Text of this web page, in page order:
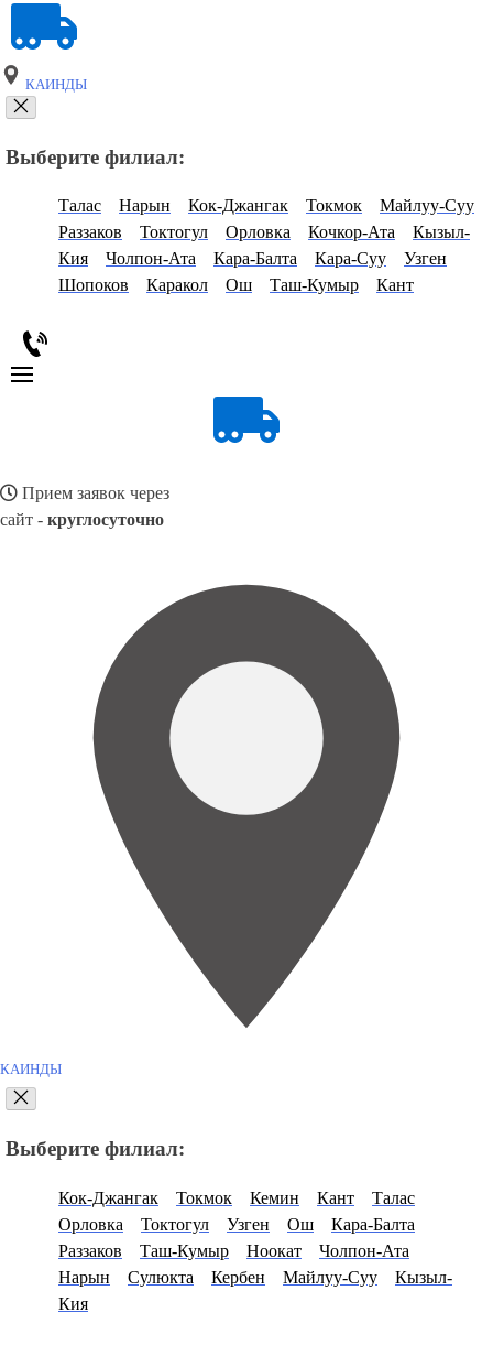
КАИНДЫ
Выберите филиал:
Талас Нарын Кок-Джангак Токмок
Майлуу-Суу
Раззаков
Токтогул Орловка Кочкор-Ата
Кызыл-
Кия
Чолпон-Ата Кара-Балта Кара-Суу
Узген
Шопоков
Каракол Ош Таш-Кумыр Кант
Прием заявок через
сайт - круглосуточно
КАИНДЫ
Выберите филиал:
Кок-Джангак Токмок Кемин Кант
Талас
Орловка
Токтогул Узген Ош
Кара-Балта
Раззаков
Таш-Кумыр Ноокат
Чолпон-Ата
Нарын
Сулюкта Кербен Майлуу-Суу
Кызыл-
Кия